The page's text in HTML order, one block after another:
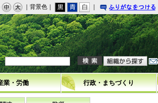
｜背景色｜
｜
りがなをつける
業・労働 行政・まちづくり